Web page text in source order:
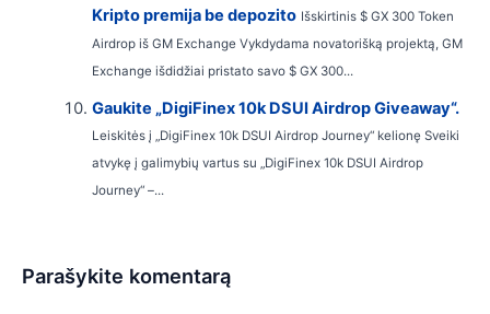
Kripto premija be depozito Išskirtinis $ GX 300 Token
Airdrop iš GM Exchange Vykdydama novatorišką projektą, GM
Exchange išdidžiai pristato savo $ GX 300...
Gaukite „DigiFinex 10k DSUI Airdrop Giveaway“.
Leiskitės į „DigiFinex 10k DSUI Airdrop Journey“ kelionę Sveiki
atvykę į galimybių vartus su „DigiFinex 10k DSUI Airdrop
Journey“ –...
Parašykite komentarą